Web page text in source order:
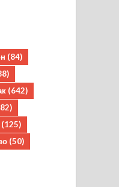
(84)
(642)
(125)
(50)